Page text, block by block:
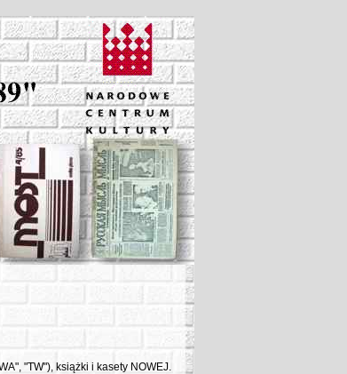
"TW"), książki i kasety NOWEJ.